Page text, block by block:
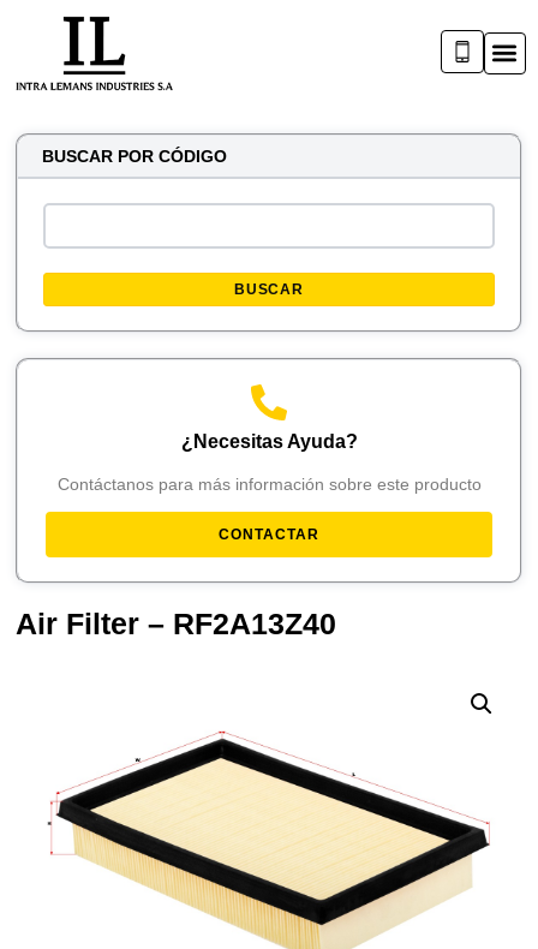
BUSCAR POR CÓDIGO
BUSCAR
¿Necesitas Ayuda?
Contáctanos para más información sobre este producto
CONTACTAR
Air Filter – RF2A13Z40